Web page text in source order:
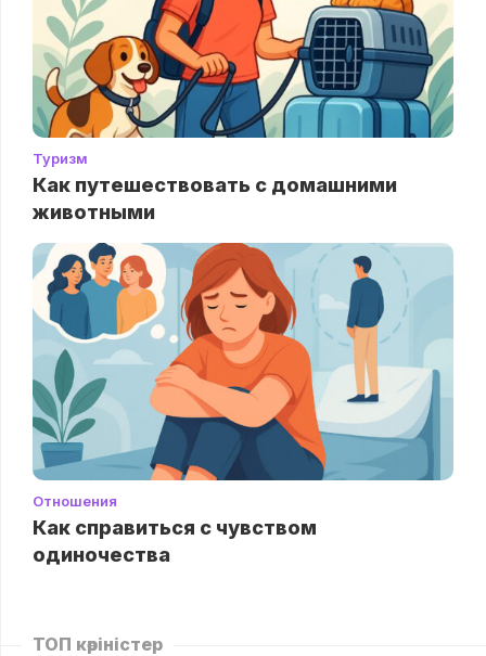
Туризм
Как путешествовать с домашними
животными
Отношения
Как справиться с чувством
одиночества
ТОП көріністер